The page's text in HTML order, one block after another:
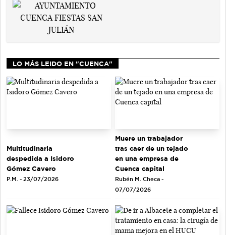
LO MÁS LEIDO EN "CUENCA"
Multitudinaria
despedida a Isidoro
Gómez Cavero
P.M. - 23/07/2026
Muere un trabajador
tras caer de un tejado
en una empresa de
Cuenca capital
Rubén M. Checa -
07/07/2026